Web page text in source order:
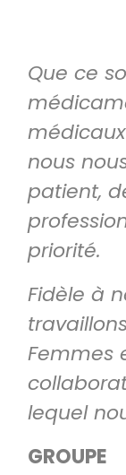
Que ce
nous
patient,
priorité.
Fidèle à
Femmes
lequel
GROUPE